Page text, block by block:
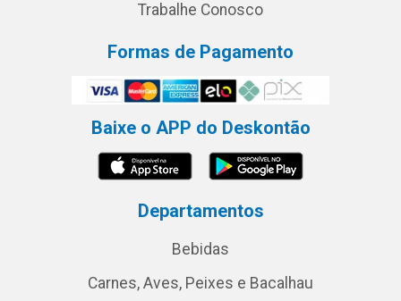
Trabalhe Conosco
Formas de Pagamento
Baixe o APP do Deskontão
Departamentos
Bebidas
Carnes, Aves, Peixes e Bacalhau